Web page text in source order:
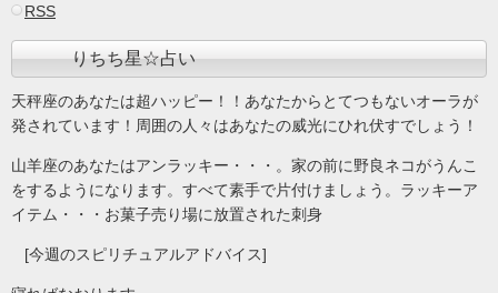
RSS
りちち星☆占い
天秤座のあなたは超ハッピー！！あなたからとてつもないオーラが
発されています！周囲の人々はあなたの威光にひれ伏すでしょう！
山羊座のあなたはアンラッキー・・・。家の前に野良ネコがうんこ
をするようになります。すべて素手で片付けましょう。ラッキーア
イテム・・・お菓子売り場に放置された刺身
[今週のスピリチュアルアドバイス]